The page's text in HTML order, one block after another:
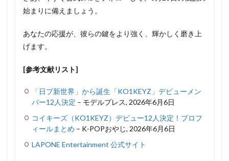
始まりに備えましょう。
あなたの応援が、彼らの鍵をより強く、輝かしく磨き上
げます。
[参考文献リスト]
「日プ新世界」から誕生「KO1KEYZ」デビューメン
バー12人決定 – モデルプレス, 2026年6月6日
コイキーズ（KO1KEYZ）デビュー12人決定！プロフ
ィールまとめ – K-POPおやじ, 2026年6月6日
LAPONE Entertainment 公式サイト